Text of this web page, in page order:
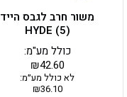
משור חרב לגבס הייד
HYDE (5)
₪42.60
כולל מע"מ:
לא כולל מע״מ:
₪36.10